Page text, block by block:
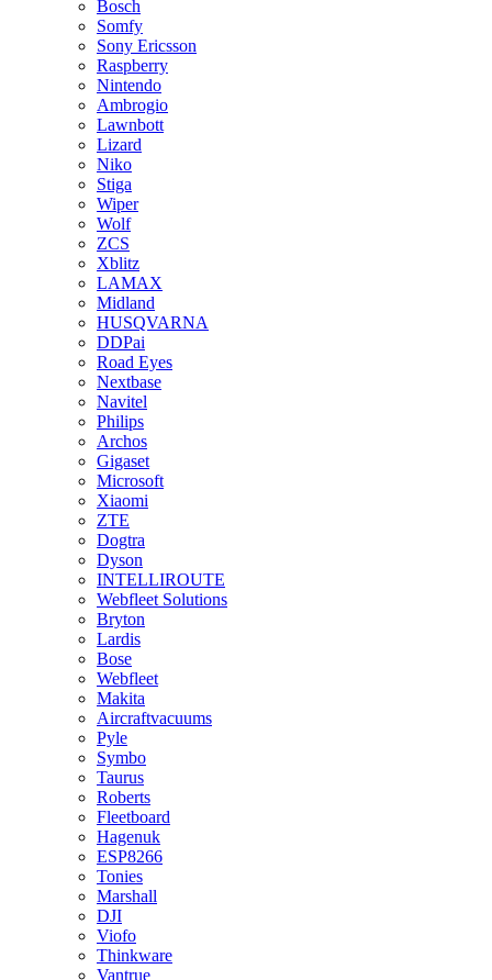
Bosch
Somfy
Sony Ericsson
Raspberry
Nintendo
Ambrogio
Lawnbott
Lizard
Niko
Stiga
Wiper
Wolf
ZCS
Xblitz
LAMAX
Midland
HUSQVARNA
DDPai
Road Eyes
Nextbase
Navitel
Philips
Archos
Gigaset
Microsoft
Xiaomi
ZTE
Dogtra
Dyson
INTELLIROUTE
Webfleet Solutions
Bryton
Lardis
Bose
Webfleet
Makita
Aircraftvacuums
Pyle
Symbo
Taurus
Roberts
Fleetboard
Hagenuk
ESP8266
Tonies
Marshall
DJI
Viofo
Thinkware
Vantrue